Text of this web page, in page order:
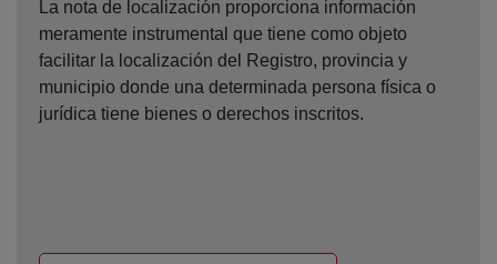
La nota de localización proporciona información
meramente instrumental que tiene como objeto
facilitar la localización del Registro, provincia y
municipio donde una determinada persona física o
jurídica tiene bienes o derechos inscritos.